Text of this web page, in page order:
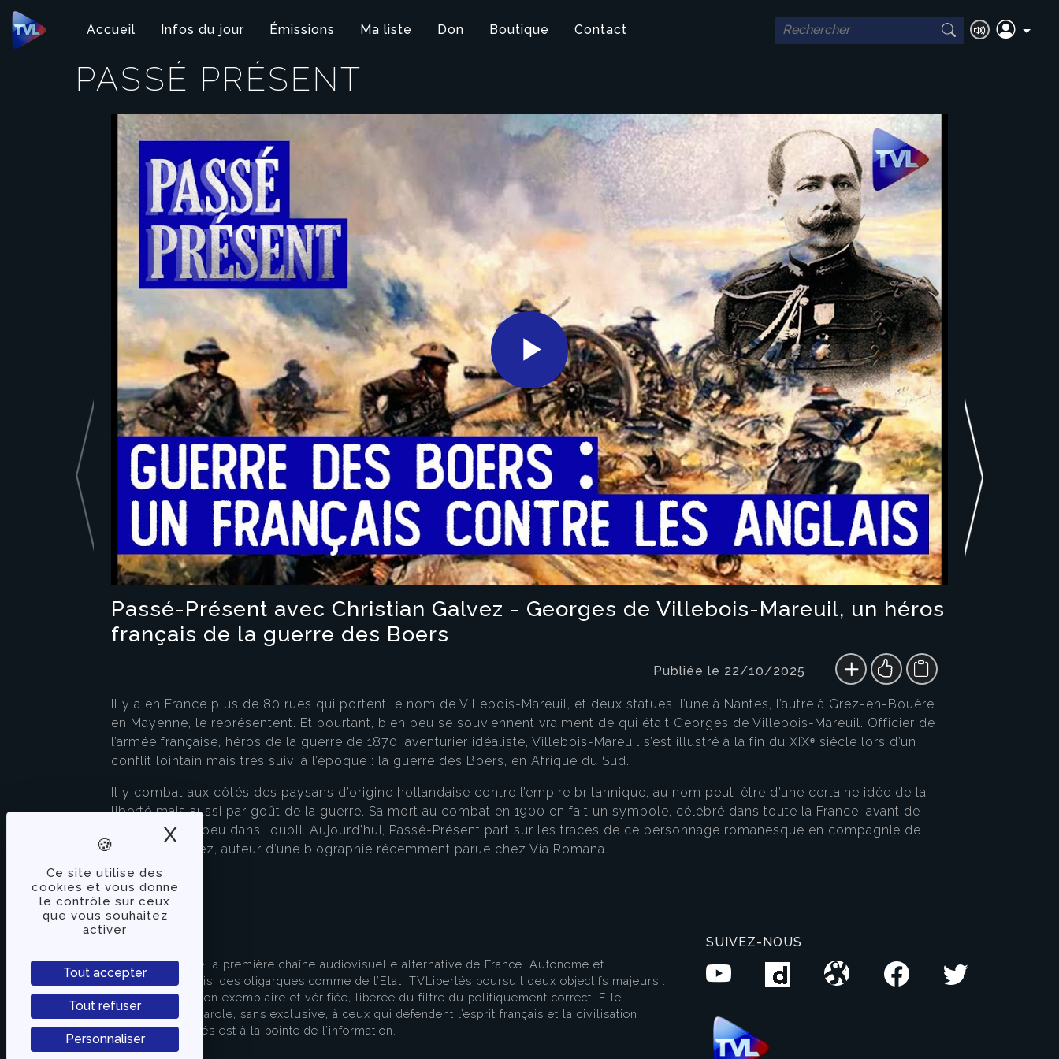
Panneau de gestion des cookies
Ce site utilise des
cookies et vous donne
le contrôle sur ceux
que vous souhaitez
activer
Tout accepter
Tout refuser
Personnaliser
X Masquer le bandeau des cookies
Accueil Infos du jour Émissions Ma liste Don Boutique Contact
PASSÉ PRÉSENT
Play
Video
Passé-Présent avec Christian Galvez - Georges de Villebois-Mareuil, un héros
français de la guerre des Boers
Publiée le 22/10/2025
Il y a en France plus de 80 rues qui portent le nom de Villebois-Mareuil, et deux statues, l’une à Nantes, l’autre à Grez-en-Bouère
en Mayenne, le représentent. Et pourtant, bien peu se souviennent vraiment de qui était Georges de Villebois-Mareuil. Officier de
l’armée française, héros de la guerre de 1870, aventurier idéaliste, Villebois-Mareuil s’est illustré à la fin du XIXᵉ siècle lors d’un
conflit lointain mais très suivi à l’époque : la guerre des Boers, en Afrique du Sud.
Il y combat aux côtés des paysans d’origine hollandaise contre l’empire britannique, au nom peut-être d’une certaine idée de la
liberté mais aussi par goût de la guerre. Sa mort au combat en 1900 en fait un symbole, célébré dans toute la France, avant de
tomber peu à peu dans l’oubli. Aujourd’hui, Passé-Présent part sur les traces de ce personnage romanesque en compagnie de
Christian Galvez, auteur d’une biographie récemment parue chez Via Romana.
TVLibertés représente la première chaîne audiovisuelle alternative de France. Autonome et
indépendante des partis, des oligarques comme de l’Etat, TVLibertés poursuit deux objectifs majeurs :
apporter une information exemplaire et vérifiée, libérée du filtre du politiquement correct. Elle
s’attache à donner la parole, sans exclusive, à ceux qui défendent l’esprit français et la civilisation
européenne. TVLibertés est à la pointe de l’information.
SUIVEZ-NOUS